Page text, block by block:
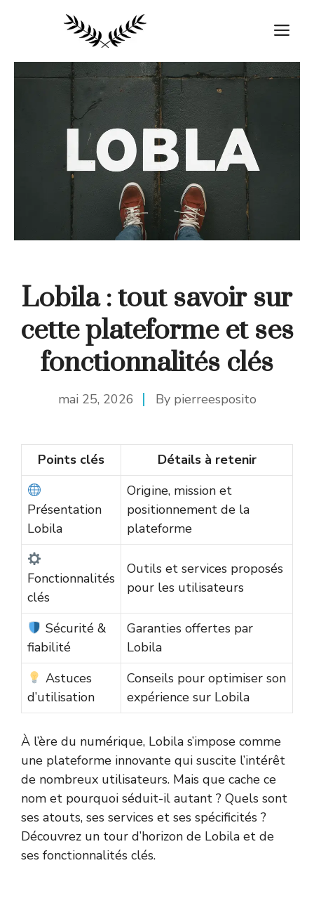
Lobila : tout savoir sur
cette plateforme et ses
fonctionnalités clés
mai 25, 2026 By pierreesposito
Points clés Détails à retenir
Présentation
Lobila
Origine, mission et
positionnement de la
plateforme
Fonctionnalités
clés
Outils et services proposés
pour les utilisateurs
Sécurité &
fiabilité
Garanties offertes par
Lobila
Astuces
d’utilisation
Conseils pour optimiser son
expérience sur Lobila
À l’ère du numérique, Lobila s’impose comme
une plateforme innovante qui suscite l’intérêt
de nombreux utilisateurs. Mais que cache ce
nom et pourquoi séduit-il autant ? Quels sont
ses atouts, ses services et ses spécificités ?
Découvrez un tour d’horizon de Lobila et de
ses fonctionnalités clés.